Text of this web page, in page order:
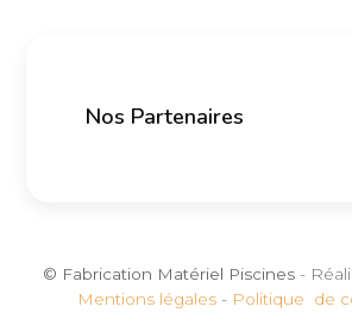
Nos Partenaires
© Fabrication Matériel Piscines -
Mentions légales - Politique de